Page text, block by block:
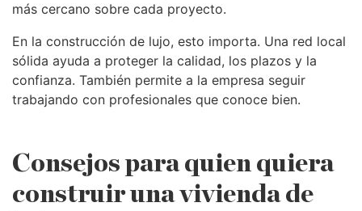
más cercano sobre cada proyecto.
En la construcción de lujo, esto importa. Una red local
sólida ayuda a proteger la calidad, los plazos y la
confianza. También permite a la empresa seguir
trabajando con profesionales que conoce bien.
Consejos para quien quiera
construir una vivienda de